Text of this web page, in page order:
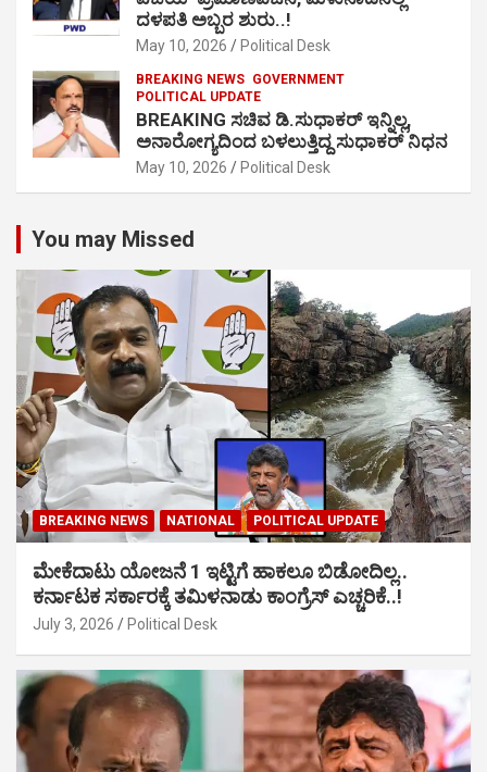
ದಳಪತಿ ಅಬ್ಬರ ಶುರು..!
May 10, 2026 Political Desk
BREAKING NEWS GOVERNMENT
POLITICAL UPDATE
BREAKING ಸಚಿವ ಡಿ.ಸುಧಾಕರ್ ಇನ್ನಿಲ್ಲ,
ಅನಾರೋಗ್ಯದಿಂದ ಬಳಲುತ್ತಿದ್ದ ಸುಧಾಕರ್ ನಿಧನ
May 10, 2026 Political Desk
You may Missed
BREAKING NEWS NATIONAL POLITICAL UPDATE
ಮೇಕೆದಾಟು ಯೋಜನೆ 1 ಇಟ್ಟಿಗೆ ಹಾಕಲೂ ಬಿಡೋದಿಲ್ಲ..
ಕರ್ನಾಟಕ ಸರ್ಕಾರಕ್ಕೆ ತಮಿಳನಾಡು ಕಾಂಗ್ರೆಸ್ ಎಚ್ಚರಿಕೆ..!
July 3, 2026 Political Desk